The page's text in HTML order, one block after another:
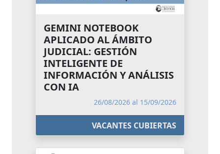
GEMINI NOTEBOOK
APLICADO AL ÁMBITO
JUDICIAL: GESTIÓN
INTELIGENTE DE
INFORMACIÓN Y ANÁLISIS
CON IA
26/08/2026 al 15/09/2026
VACANTES CUBIERTAS